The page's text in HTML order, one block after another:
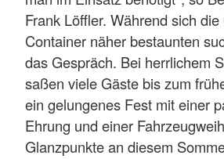
Frank Löffler. Während sich
Container näher bestaunten
das Gespräch. Bei herrlichem
saßen viele Gäste bis zum
ein gelungenes Fest mit einer
Ehrung und einer
Glanzpunkte an diesem